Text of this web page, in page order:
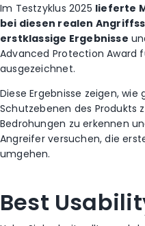
Im Testzyklus 2025 lieferte
bei diesen realen
erstklassige Ergebnisse
Advanced Protection Award
ausgezeichnet.
Diese Ergebnisse zeigen,
Schutzebenen des Produkts
Bedrohungen zu erkennen
Angreifer versuchen, die
umgehen.
Best